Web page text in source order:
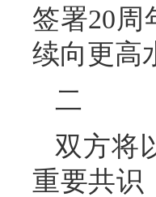
签署20周
续向更高
二
双方将
重要共识